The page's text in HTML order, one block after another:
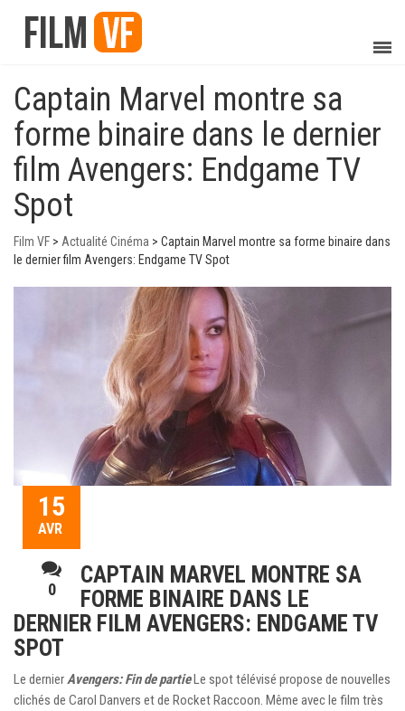
Captain Marvel montre sa
forme binaire dans le dernier
film Avengers: Endgame TV
Spot
Film VF > Actualité Cinéma > Captain Marvel montre sa forme binaire dans
le dernier film Avengers: Endgame TV Spot
15
AVR
0
CAPTAIN MARVEL MONTRE SA
FORME BINAIRE DANS LE
DERNIER FILM AVENGERS: ENDGAME TV
SPOT
Le dernierAvengers: Fin de partieLe spot télévisé propose de nouvelles
clichés de Carol Danvers et de Rocket Raccoon. Même avec le film très